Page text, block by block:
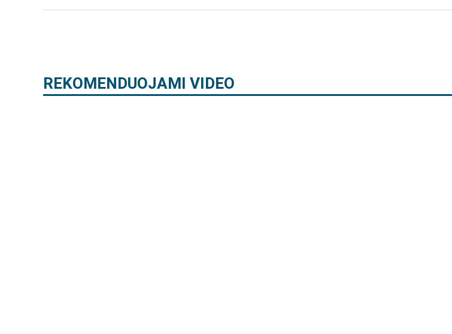
REKOMENDUOJAMI VIDEO